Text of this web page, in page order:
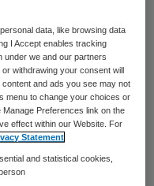
een
rond de
de verzorging,
het
het draagvlak
data, like browsing data
I Accept enables tracking
under we and our partners
withdrawing your consent will
and ads you see may not
menu to change your choices or
Preferences link on the
effect within our Website. For
Statement
and statistical cookies,